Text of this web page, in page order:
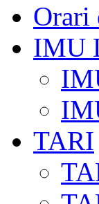
Orari
IMU
TARI